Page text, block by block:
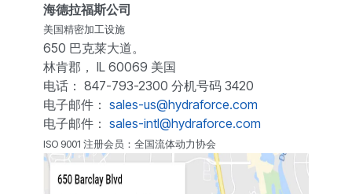
海德拉福斯公司
美国精密加工设施
650 巴克莱大道。
林肯郡， IL 60069 美国
电话： 847-793-2300 分机号码 3420
电子邮件： sales-us@hydraforce.com
电子邮件： sales-intl@hydraforce.com
ISO 9001 注册会员：全国流体动力协会